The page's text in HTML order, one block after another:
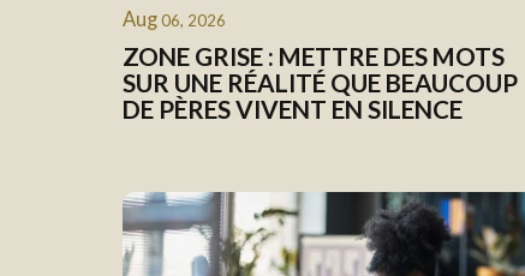
Aug06, 2026
ZONE GRISE : METTRE DES MOTS
SUR UNE RÉALITÉ QUE BEAUCOUP
DE PÈRES VIVENT EN SILENCE